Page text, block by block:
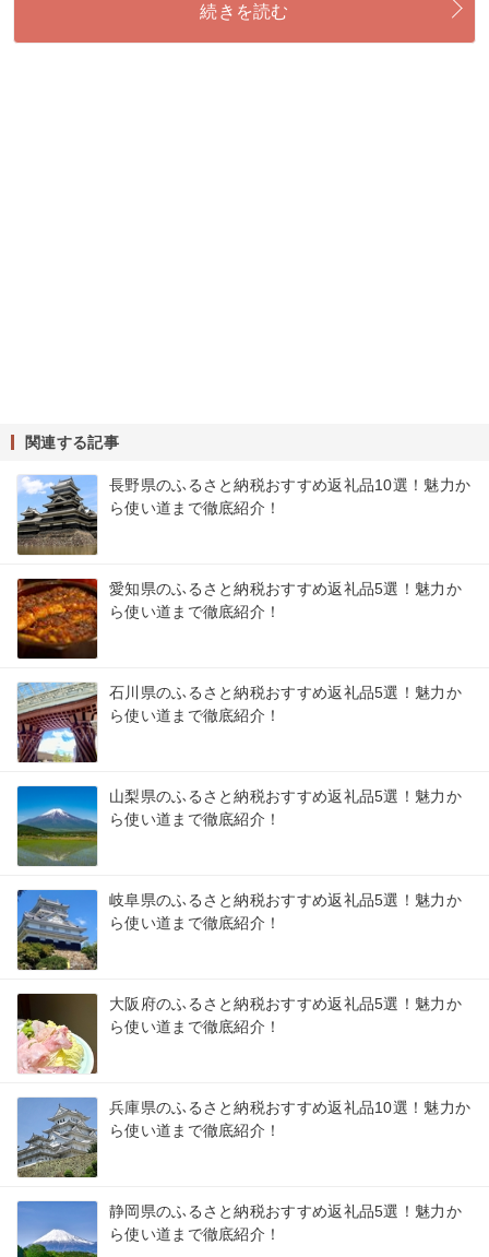
続きを読む
関連する記事
長野県のふるさと納税おすすめ返礼品10選！魅力か
ら使い道まで徹底紹介！
愛知県のふるさと納税おすすめ返礼品5選！魅力か
ら使い道まで徹底紹介！
石川県のふるさと納税おすすめ返礼品5選！魅力か
ら使い道まで徹底紹介！
山梨県のふるさと納税おすすめ返礼品5選！魅力か
ら使い道まで徹底紹介！
岐阜県のふるさと納税おすすめ返礼品5選！魅力か
ら使い道まで徹底紹介！
大阪府のふるさと納税おすすめ返礼品5選！魅力か
ら使い道まで徹底紹介！
兵庫県のふるさと納税おすすめ返礼品10選！魅力か
ら使い道まで徹底紹介！
静岡県のふるさと納税おすすめ返礼品5選！魅力か
ら使い道まで徹底紹介！